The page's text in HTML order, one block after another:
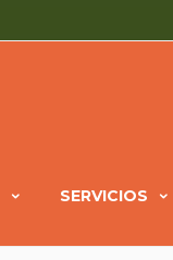
SERVICIOS